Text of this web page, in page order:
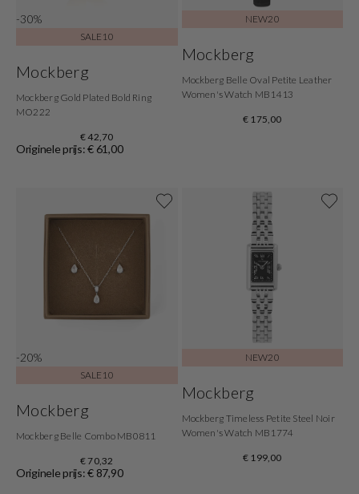
-30%
SALE10
Mockberg
Mockberg Gold Plated Bold Ring
MO222
€ 42,70
Originele prijs: € 61,00
NEW20
Mockberg
Mockberg Belle Oval Petite Leather
Women's Watch MB1413
€ 175,00
-20%
SALE10
Mockberg
Mockberg Belle Combo MB0811
€ 70,32
Originele prijs: € 87,90
NEW20
Mockberg
Mockberg Timeless Petite Steel Noir
Women's Watch MB1774
€ 199,00